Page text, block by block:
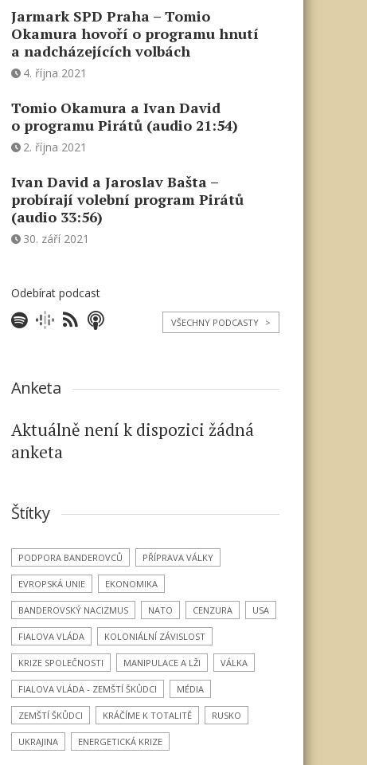
Jarmark SPD Praha – Tomio
Okamura hovoří o programu hnutí
a nadcházejících volbách
4. října 2021
Tomio Okamura a Ivan David
o programu Pirátů (audio 21:54)
2. října 2021
Ivan David a Jaroslav Bašta –
probírají volební program Pirátů
(audio 33:56)
30. září 2021
Odebírat podcast
VŠECHNY PODCASTY >
Anketa
Aktuálně není k dispozici žádná
anketa
Štítky
PODPORA BANDEROVCŮ PŘÍPRAVA VÁLKY
EVROPSKÁ UNIE EKONOMIKA
BANDEROVSKÝ NACIZMUS NATO CENZURA USA
FIALOVA VLÁDA KOLONIÁLNÍ ZÁVISLOST
KRIZE SPOLEČNOSTI MANIPULACE A LŽI VÁLKA
FIALOVA VLÁDA - ZEMŠTÍ ŠKŮDCI MÉDIA
ZEMŠTÍ ŠKŮDCI KRÁČÍME K TOTALITĚ RUSKO
UKRAJINA ENERGETICKÁ KRIZE